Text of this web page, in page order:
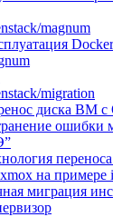
magnum
migration
диска ВМ с
ошибки
на примере
миграция